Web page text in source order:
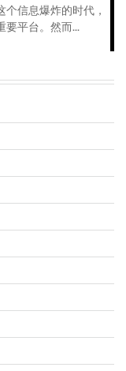
信息爆炸的时代，
要平台。然而...